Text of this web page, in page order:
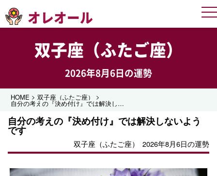
オレオール
双子座（ふたご座）
2026年8月6日の運勢
HOME >双子座（ふたご座） >
自分の考えの『決め付け』では解決しないようです
自分の考えの『決め付け』では解決しないよう
です
双子座（ふたご座） 2026年8月6日の運勢